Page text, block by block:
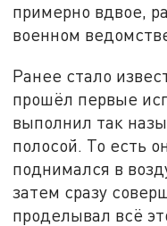
примерно вдвое,
военном
Ранее стало
прошёл первые
выполнил так
полосой. То есть
поднимался в
затем сразу
проделывал всё